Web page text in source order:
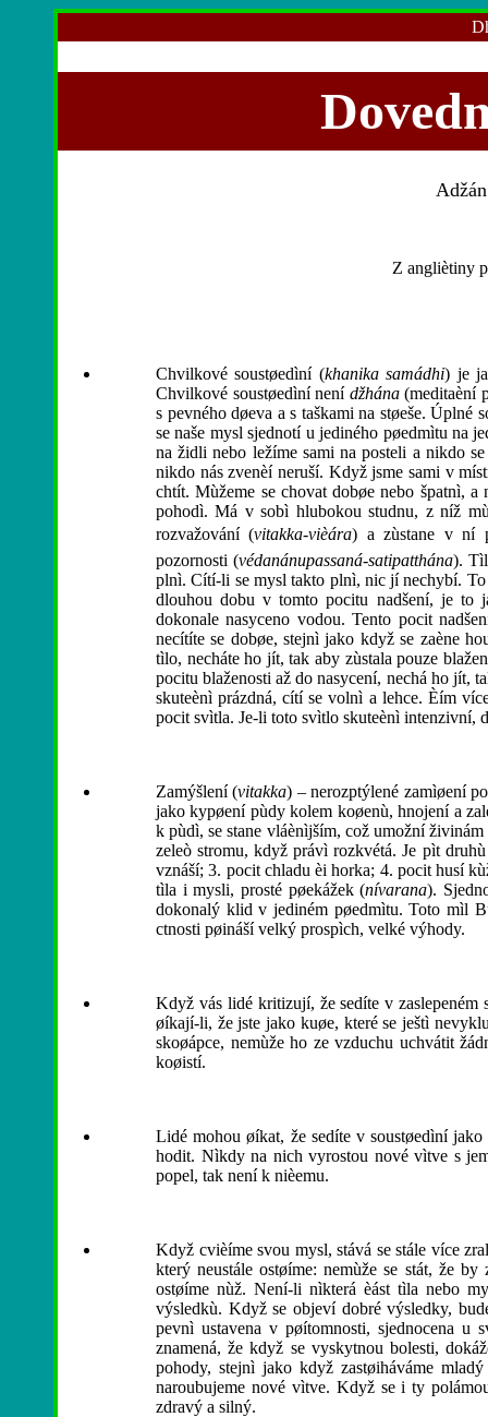
Z angliètiny
Chvilkové soustøedìní (khanika samádhi) je
Chvilkové soustøedìní není džhána(meditaèní
s pevného døeva a s taškami na støeše. Úplné
se naše mysl sjednotí u jediného pøedmìtu na
na židli nebo ležíme sami na posteli a nikdo
nikdo nás zvenèí neruší. Když jsme sami v
chtít. Mùžeme se chovat dobøe nebo špatnì,
pohodì. Má v sobì hlubokou studnu, z níž
rozvažování (vitakka-vièára) a zùstane v ní
pozornosti (védanánupassaná-satipatthána).
plnì. Cítí-li se mysl takto plnì, nic jí nechybí. To
dlouhou dobu v tomto pocitu nadšení, je to
dokonale nasyceno vodou. Tento pocit
necítíte se dobøe, stejnì jako když se zaène
tìlo, necháte ho jít, tak aby zùstala pouze
pocitu blaženosti až do nasycení, nechá ho jít,
skuteènì prázdná, cítí se volnì a lehce. Èím
pocit svìtla. Je-li toto svìtlo skuteènì intenzivní,
Zamýšlení (vitakka) – nerozptýlené zamìøení
jako kypøení pùdy kolem koøenù, hnojení a
k pùdì, se stane vláènìjším, což umožní
zeleò stromu, když právì rozkvétá. Je pìt
vznáší; 3. pocit chladu èi horka; 4. pocit husí
tìla i mysli, prosté pøekážek (nívarana).
dokonalý klid v jediném pøedmìtu. Toto mìl
ctnosti pøináší velký prospìch, velké výhody.
Když vás lidé kritizují, že sedíte v zaslepeném
øíkají-li, že jste jako kuøe, které se ještì
skoøápce, nemùže ho ze vzduchu uchvátit
koøistí.
Lidé mohou øíkat, že sedíte v soustøedìní
hodit. Nìkdy na nich vyrostou nové vìtve s
popel, tak není k nièemu.
Když cvièíme svou mysl, stává se stále více
který neustále ostøíme: nemùže se stát, že
ostøíme nùž. Není-li nìkterá èást tìla nebo
výsledkù. Když se objeví dobré výsledky,
pevnì ustavena v pøítomnosti, sjednocena
znamená, že když se vyskytnou bolesti,
pohody, stejnì jako když zastøiháváme
naroubujeme nové vìtve. Když se i ty
zdravý a silný.